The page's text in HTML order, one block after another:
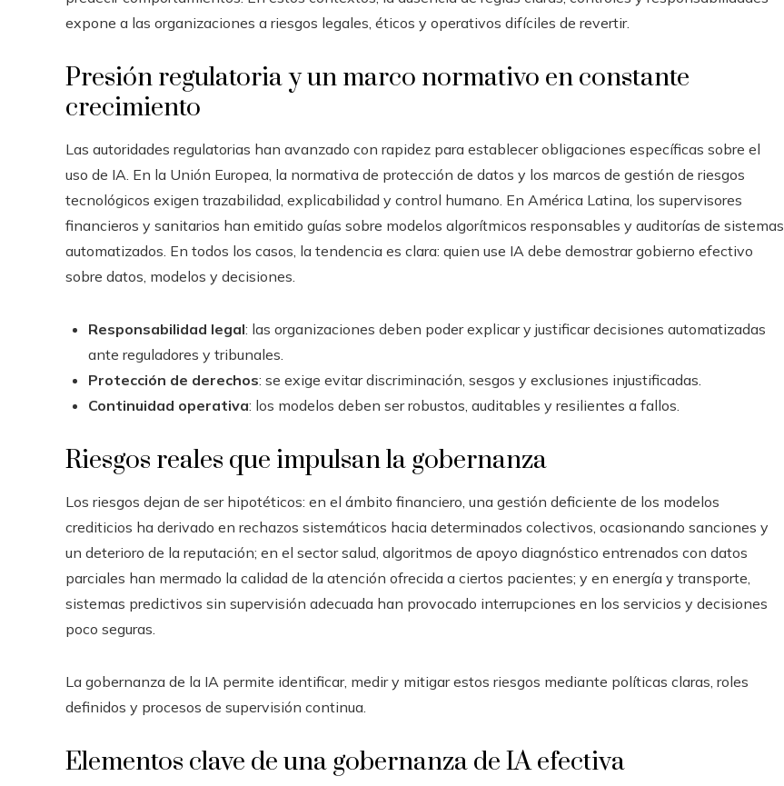
expone a las organizaciones a riesgos legales, éticos y operativos difíciles de revertir.
Presión regulatoria y un marco normativo en constante
crecimiento
Las autoridades regulatorias han avanzado con rapidez para establecer obligaciones específicas sobre el
uso de IA. En la Unión Europea, la normativa de protección de datos y los marcos de gestión de riesgos
tecnológicos exigen trazabilidad, explicabilidad y control humano. En América Latina, los supervisores
financieros y sanitarios han emitido guías sobre modelos algorítmicos responsables y auditorías de sistemas
automatizados. En todos los casos, la tendencia es clara: quien use IA debe demostrar gobierno efectivo
sobre datos, modelos y decisiones.
Responsabilidad legal: las organizaciones deben poder explicar y justificar decisiones automatizadas
ante reguladores y tribunales.
Protección de derechos: se exige evitar discriminación, sesgos y exclusiones injustificadas.
Continuidad operativa: los modelos deben ser robustos, auditables y resilientes a fallos.
Riesgos reales que impulsan la gobernanza
Los riesgos dejan de ser hipotéticos: en el ámbito financiero, una gestión deficiente de los modelos
crediticios ha derivado en rechazos sistemáticos hacia determinados colectivos, ocasionando sanciones y
un deterioro de la reputación; en el sector salud, algoritmos de apoyo diagnóstico entrenados con datos
parciales han mermado la calidad de la atención ofrecida a ciertos pacientes; y en energía y transporte,
sistemas predictivos sin supervisión adecuada han provocado interrupciones en los servicios y decisiones
poco seguras.
La gobernanza de la IA permite identificar, medir y mitigar estos riesgos mediante políticas claras, roles
definidos y procesos de supervisión continua.
Elementos clave de una gobernanza de IA efectiva